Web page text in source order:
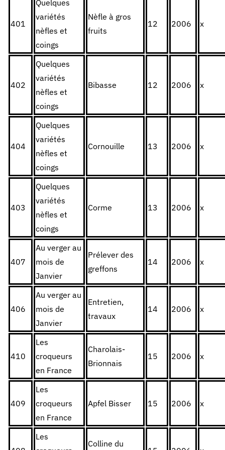
401
Quelques
variétés
nèfles et
coings
Nèfle à gros
fruits
12 2006 x
402
Quelques
variétés
nèfles et
coings
Bibasse 12 2006 x
404
Quelques
variétés
nèfles et
coings
Cornouille 13 2006 x
403
Quelques
variétés
nèfles et
coings
Corme 13 2006 x
407
Au verger au
mois de
Janvier
Prélever des
greffons
14 2006 x
406
Au verger au
mois de
Janvier
Entretien,
travaux
14 2006 x
410
Les
croqueurs
en France
Charolais-
Brionnais
15 2006 x
409
Les
croqueurs
en France
Apfel Bisser 15 2006 x
Les
Colline du